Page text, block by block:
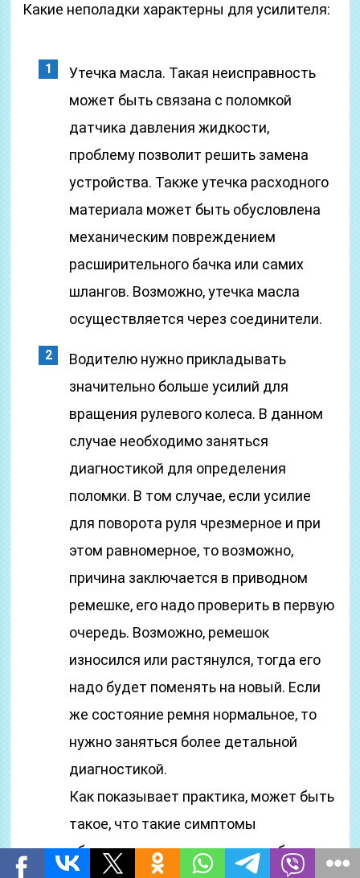
Какие неполадки характерны для усилителя:
Утечка масла. Такая неисправность
может быть связана с поломкой
датчика давления жидкости,
проблему позволит решить замена
устройства. Также утечка расходного
материала может быть обусловлена
механическим повреждением
расширительного бачка или самих
шлангов. Возможно, утечка масла
осуществляется через соединители.
Водителю нужно прикладывать
значительно больше усилий для
вращения рулевого колеса. В данном
случае необходимо заняться
диагностикой для определения
поломки. В том случае, если усилие
для поворота руля чрезмерное и при
этом равномерное, то возможно,
причина заключается в приводном
ремешке, его надо проверить в первую
очередь. Возможно, ремешок
износился или растянулся, тогда его
надо будет поменять на новый. Если
же состояние ремня нормальное, то
нужно заняться более детальной
диагностикой.
Как показывает практика, может быть
такое, что такие симптомы
обусловлены неполадкам в работе